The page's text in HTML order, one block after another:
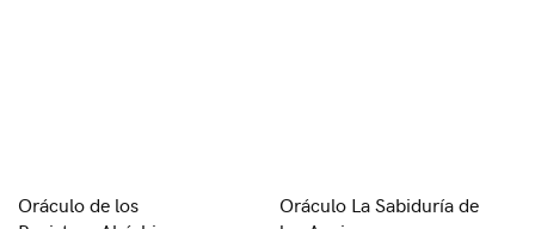
Oráculo de los
Oráculo La Sabiduría de